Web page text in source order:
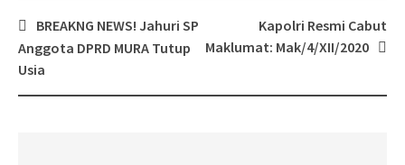
Post
navigation
BREAKNG NEWS! Jahuri SP
Anggota DPRD MURA Tutup
Usia
Kapolri Resmi Cabut
Maklumat: Mak/4/XII/2020